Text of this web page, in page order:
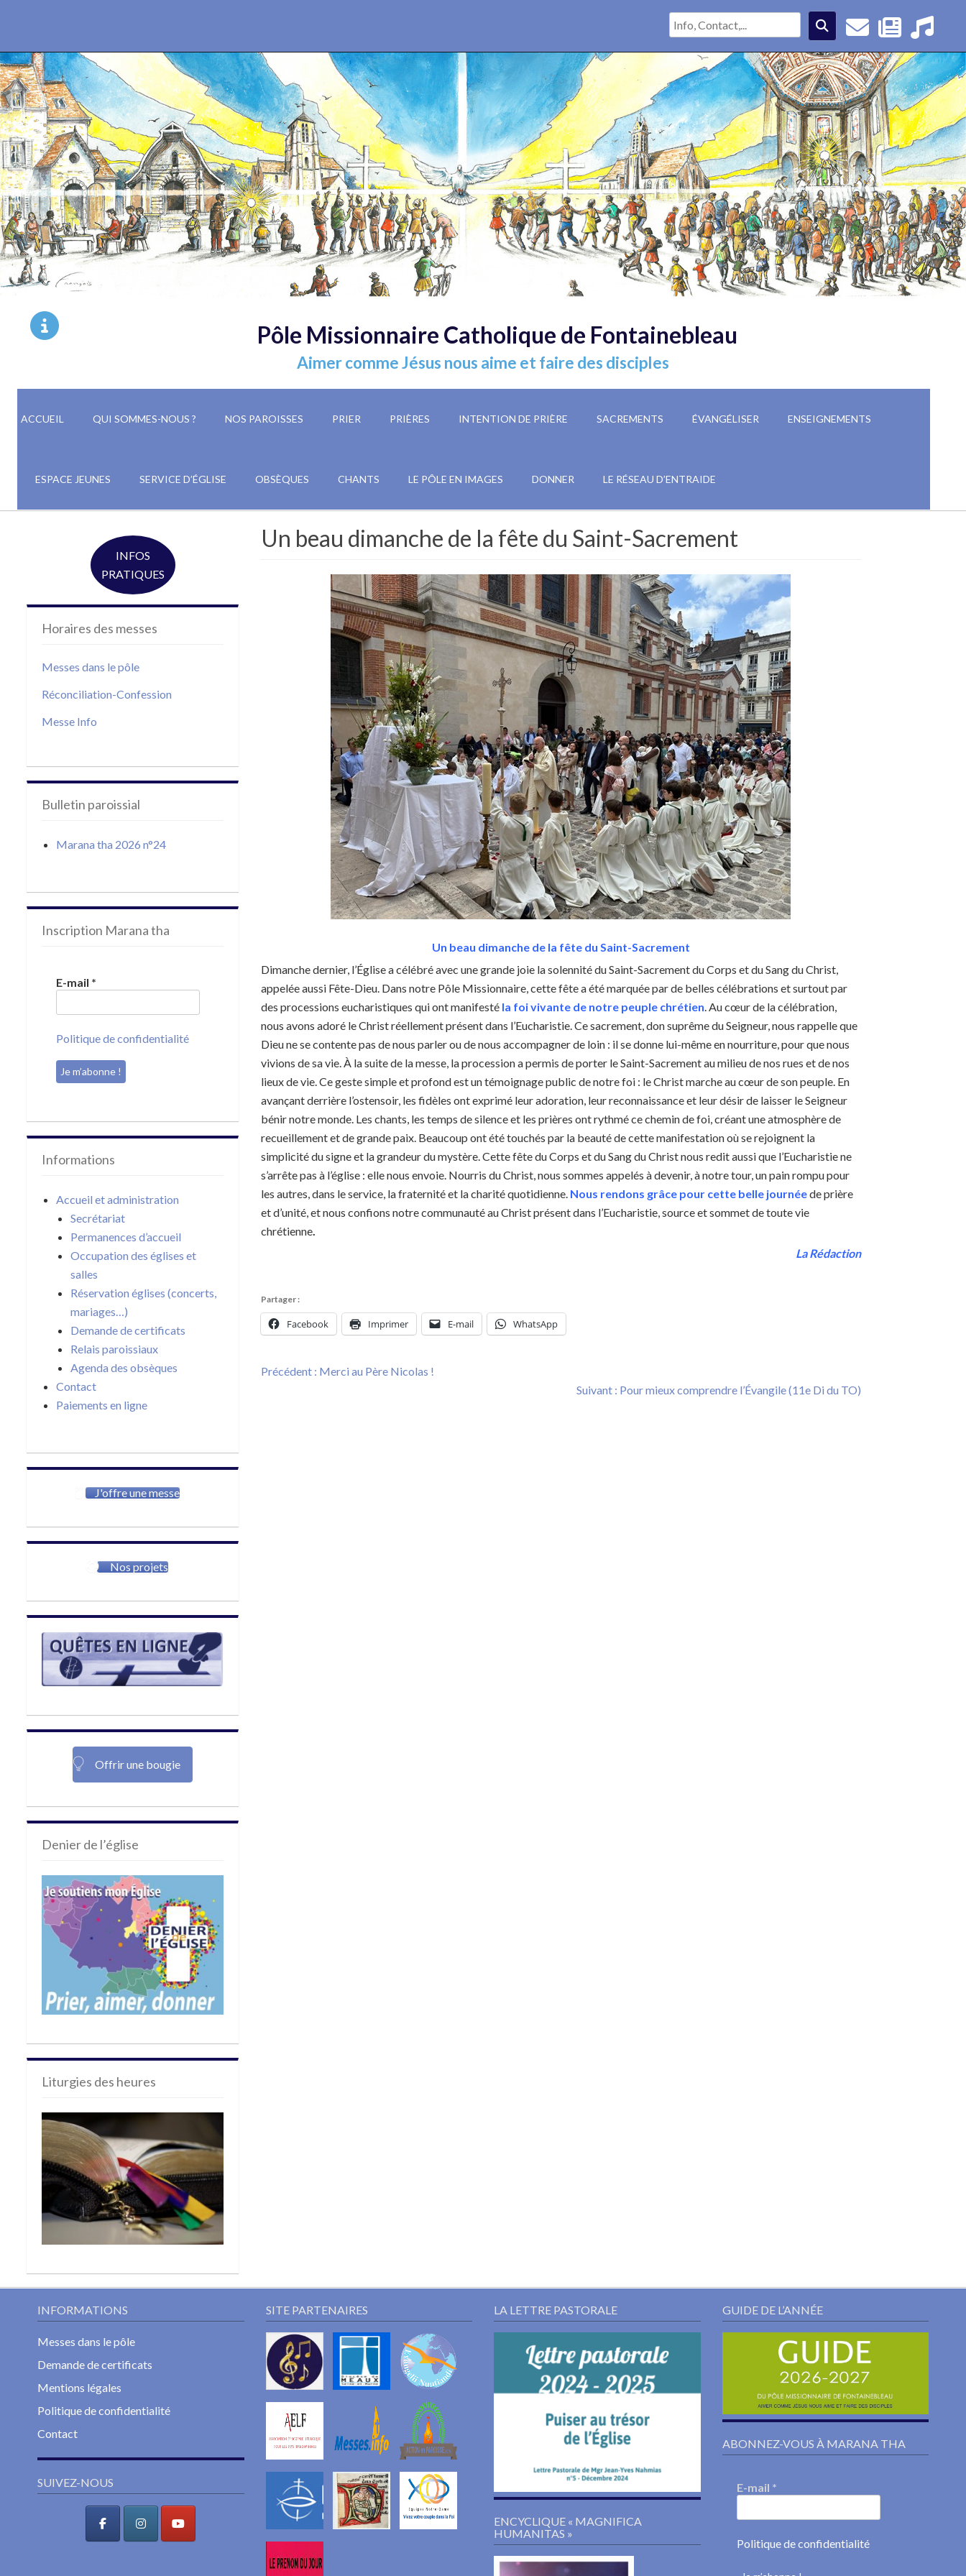
Pôle Missionnaire Catholique de Fontainebleau
Aimer comme Jésus nous aime et faire des disciples
ACCUEIL QUI SOMMES-NOUS ? NOS PAROISSES PRIER PRIÈRES INTENTION DE PRIÈRE SACREMENTS ÉVANGÉLISER ENSEIGNEMENTS
ESPACE JEUNES SERVICE D’ÉGLISE OBSÈQUES CHANTS LE PÔLE EN IMAGES DONNER LE RÉSEAU D’ENTRAIDE
INFOS
PRATIQUES
Horaires des messes
Messes dans le pôle
Réconciliation-Confession
Messe Info
Bulletin paroissial
Marana tha 2026 n°24
Inscription Marana tha
E-mail *
Politique de confidentialité
Informations
Accueil et administration
Secrétariat
Permanences d’accueil
Occupation des églises et
salles
Réservation églises (concerts,
mariages…)
Demande de certificats
Relais paroissiaux
Agenda des obsèques
Contact
Paiements en ligne
J'offre une messe
Nos projets
Offrir une bougie
Denier de l’église
Liturgies des heures
Un beau dimanche de la fête du Saint-Sacrement
Un beau dimanche de la fête du Saint-Sacrement
Dimanche dernier, l’Église a célébré avec une grande joie la solennité du Saint-Sacrement du Corps et du Sang du Christ,
appelée aussi Fête-Dieu. Dans notre Pôle Missionnaire, cette fête a été marquée par de belles célébrations et surtout par
des processions eucharistiques qui ont manifesté la foi vivante de notre peuple chrétien . Au cœur de la célébration,
nous avons adoré le Christ réellement présent dans l’Eucharistie. Ce sacrement, don suprême du Seigneur, nous rappelle que
Dieu ne se contente pas de nous parler ou de nous accompagner de loin : il se donne lui-même en nourriture, pour que nous
vivions de sa vie. À la suite de la messe, la procession a permis de porter le Saint-Sacrement au milieu de nos rues et de nos
lieux de vie. Ce geste simple et profond est un témoignage public de notre foi : le Christ marche au cœur de son peuple. En
avançant derrière l’ostensoir, les fidèles ont exprimé leur adoration, leur reconnaissance et leur désir de laisser le Seigneur
bénir notre monde. Les chants, les temps de silence et les prières ont rythmé ce chemin de foi, créant une atmosphère de
recueillement et de grande paix. Beaucoup ont été touchés par la beauté de cette manifestation où se rejoignent la
simplicité du signe et la grandeur du mystère. Cette fête du Corps et du Sang du Christ nous redit aussi que l’Eucharistie ne
s’arrête pas à l’église : elle nous envoie. Nourris du Christ, nous sommes appelés à devenir, à notre tour, un pain rompu pour
les autres, dans le service, la fraternité et la charité quotidienne. Nous rendons grâce pour cette belle journéede prière
et d’unité, et nous confions notre communauté au Christ présent dans l’Eucharistie, source et sommet de toute vie
chrétienne
La Rédaction
Partager :
Facebook Imprimer E-mail WhatsApp
Navigation
de
Précédent : Previous
Merci au Père Nicolas !
Suivant : Next
Pour mieux comprendre l’Évangile (11e Di du TO)
INFORMATIONS
Messes dans le pôle
Demande de certificats
Mentions légales
Politique de confidentialité
Contact
SUIVEZ-NOUS
SITE PARTENAIRES LA LETTRE PASTORALE
ENCYCLIQUE « MAGNIFICA
HUMANITAS »
GUIDE DE L’ANNÉE
ABONNEZ-VOUS À MARANA THA
E-mail *
Politique de confidentialité